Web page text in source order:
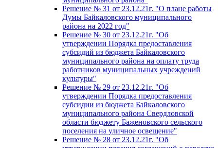
Решение № 31 от 23.12.21г. "О плане работы
Думы Байкаловского муниципального
района на 2022 год"
Решение № 30 от 23.12.21г. "Об
утверждении Порядка предоставления
субсидий из бюджета Байкаловского
муниципального района на оплату труда
работников муниципальных учреждений
культуры"
Решение № 29 от 23.12.21г. "Об
утверждении Порядка предоставления
субсидии из бюджета Байкаловского
муниципального района Свердловской
области бюджету Баженовского сельского
поселения на уличное освещение"
Решение № 28 от 23.12.21г. "Об